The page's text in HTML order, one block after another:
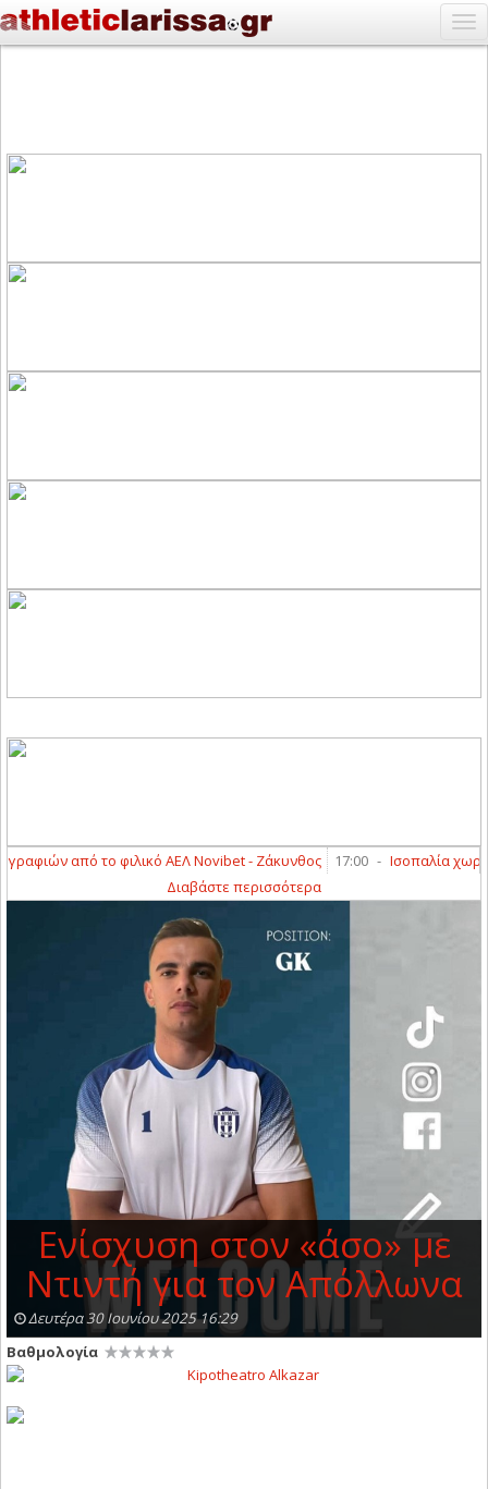
από το φιλικό ΑΕΛ Novibet - Ζάκυνθος 17:00 - Ισοπαλία χωρίς
Διαβάστε περισσότερα
Ενίσχυση στον «άσο» με
Ντιντή για τον Απόλλωνα
Δευτέρα 30 Ιουνίου 2025 16:29
Βαθμολογία